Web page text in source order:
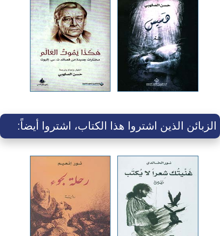
الزبائن الذين اشتروا هذا الكتاب، اشتروا أيضاً: